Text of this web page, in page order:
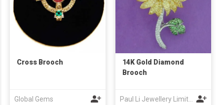
Cross Brooch
Global Gems
14K Gold Diamond
Brooch
Paul Li Jewellery Limited